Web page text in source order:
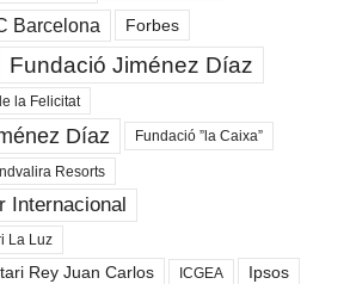
Barcelona Forbes
Fundació Jiménez Díaz
la Felicitat
Díaz Fundació ”la Caixa”
Resorts
Internacional
La Luz
Rey Juan Carlos ICGEA Ipsos